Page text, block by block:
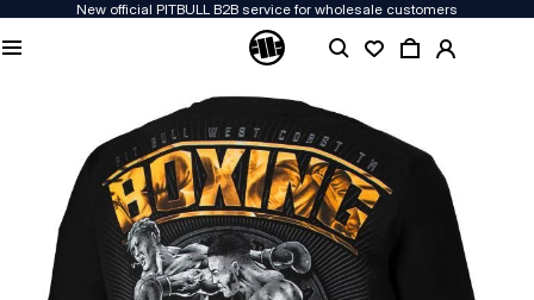
New official PITBULL B2B service for wholesale customers